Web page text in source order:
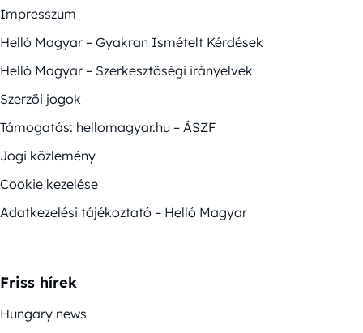
Impresszum
Helló Magyar – Gyakran Ismételt Kérdések
Helló Magyar – Szerkesztőségi irányelvek
Szerzői jogok
Támogatás: hellomagyar.hu – ÁSZF
Jogi közlemény
Cookie kezelése
Adatkezelési tájékoztató – Helló Magyar
Friss hírek
Hungary news